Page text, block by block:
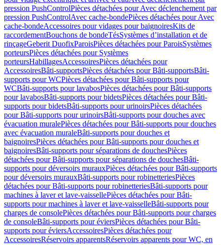
pression PushControlPièces détachées pour Avec déclenchement par
pression PushControlAvec cache-bondePièces détachées pour Avec
cache-bondeAccessoires pour vidages pour baignoiresKits de
raccordementBouchons de bondeTésSystèmes d’installation et de
rinçageGeberit DuofixParoisPièces détachées pour ParoisSystèmes
porteursPièces détachées pour Systèmes
porteursHabillagesAccessoiresPièces détachées pour
AccessoiresBâti-supportsPièces détachées pour Bâti-supportsBâti-
supports pour WCPièces détachées pour Bâti-supports pour
WCBâti-supports pour lavabosPièces détachées pour Bâti-supports
pour lavabosBâti-supports pour bidetsPièces détachées pour Bâti-
supports pour bidetsBâti-supports pour urinoirsPièces détachées
pour Bâti-supports pour urinoirsBâti-supports pour douches avec
évacuation muralePièces détachées pour Bâti-supports pour douches
avec évacuation muraleBâti-supports pour douches et
baignoiresPièces détachées pour Bâti-supports pour douches et
baignoiresBâti-supports pour séparations de douchesPièces
détachées pour Bâti-supports pour séparations de douchesBâti-
supports pour déversoirs murauxPièces détachées pour Bâti-supports
pour déversoirs murauxBâti-supports pour robinetteriesPièces
détachées pour Bâti-supports pour robinetteriesBâti-supports pour
machines à laver et lave-vaissellePièces détachées pour Bâti-
supports pour machines à laver et lave-vaisselleBâti-supports pour
charges de consolePièces détachées pour Bâti-supports pour charges
de consoleBâti-supports pour éviersPièces détachées pour Bâti-
supports pour éviersAccessoiresPièces détachées pour
AccessoiresRéservoirs apparentsRéservoirs apparents pour WC, en